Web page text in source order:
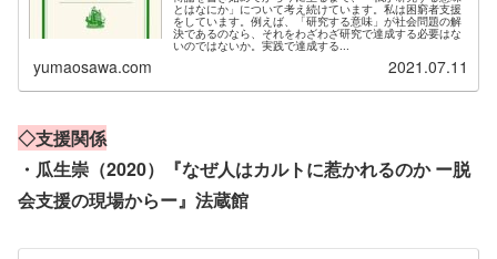
とはなにか」について考え続けています。私は困窮者支援
をしています。例えば、「研究する意味」が社会問題の解
決であるのなら、それをわざわざ研究で達成する必要はな
いのではないか。実践で達成する...
yumaosawa.com 2021.07.11
◇支援関係
・瓜生崇（2020）『なぜ人はカルトに惹かれるのか ー脱
会支援の現場からー』法蔵館